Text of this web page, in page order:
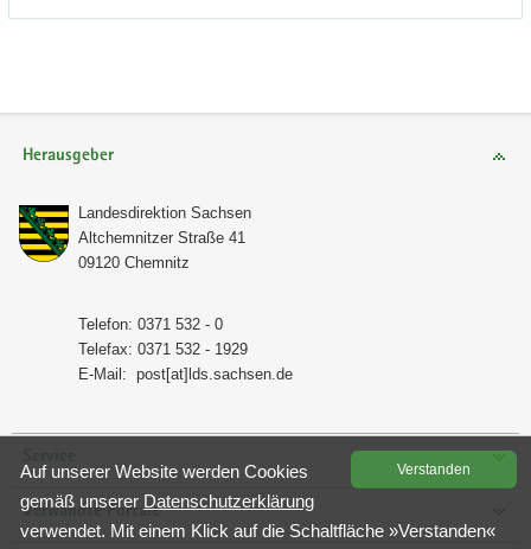
Herausgeber
Lan­des­di­rek­ti­on Sach­sen
Alt­chem­nit­zer Stra­ße 41
09120 Chem­nitz
Te­le­fon: 0371 532 - 0
Te­le­fax: 0371 532 - 1929
E-​Mail: post[at]lds.sach­sen.de
Verwandte Portale
Ver­stan­den
Auf un­se­rer Web­site wer­den Coo­kies
gemäß un­se­rer Da­ten­schutz­er­klä­rung
ver­wen­det. Mit einem Klick auf die Schalt­flä­che »Ver­stan­den«